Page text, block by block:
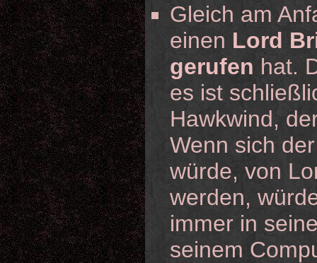
Gleich am
einen Lord
gerufenhat.
es ist
Hawkwind,
Wenn sich
würde, von
werden,
immer in
seinem